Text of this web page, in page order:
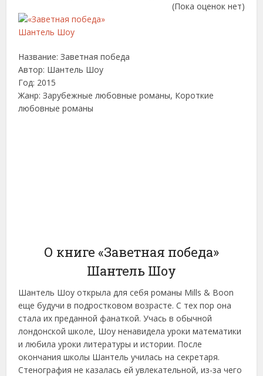
(Пока оценок нет)
Название: Заветная победа
Автор: Шантель Шоу
Год: 2015
Жанр: Зарубежные любовные романы, Короткие
любовные романы
О книге «Заветная победа»
Шантель Шоу
Шантель Шоу открыла для себя романы Mills & Boon
еще будучи в подростковом возрасте. С тех пор она
стала их преданной фанаткой. Учась в обычной
лондонской школе, Шоу ненавидела уроки математики
и любила уроки литературы и истории. После
окончания школы Шантель училась на секретаря.
Стенография не казалась ей увлекательной, из-за чего